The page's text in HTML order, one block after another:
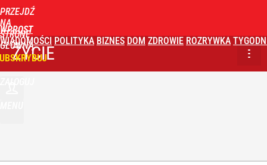
PRZEJDŹ
NA
STRONĘ
GŁÓWNĄ
WPROST
WIADOMOŚCI POLITYKA BIZNES DOM ZDROWIE ROZRYWKA
ŻYCIE